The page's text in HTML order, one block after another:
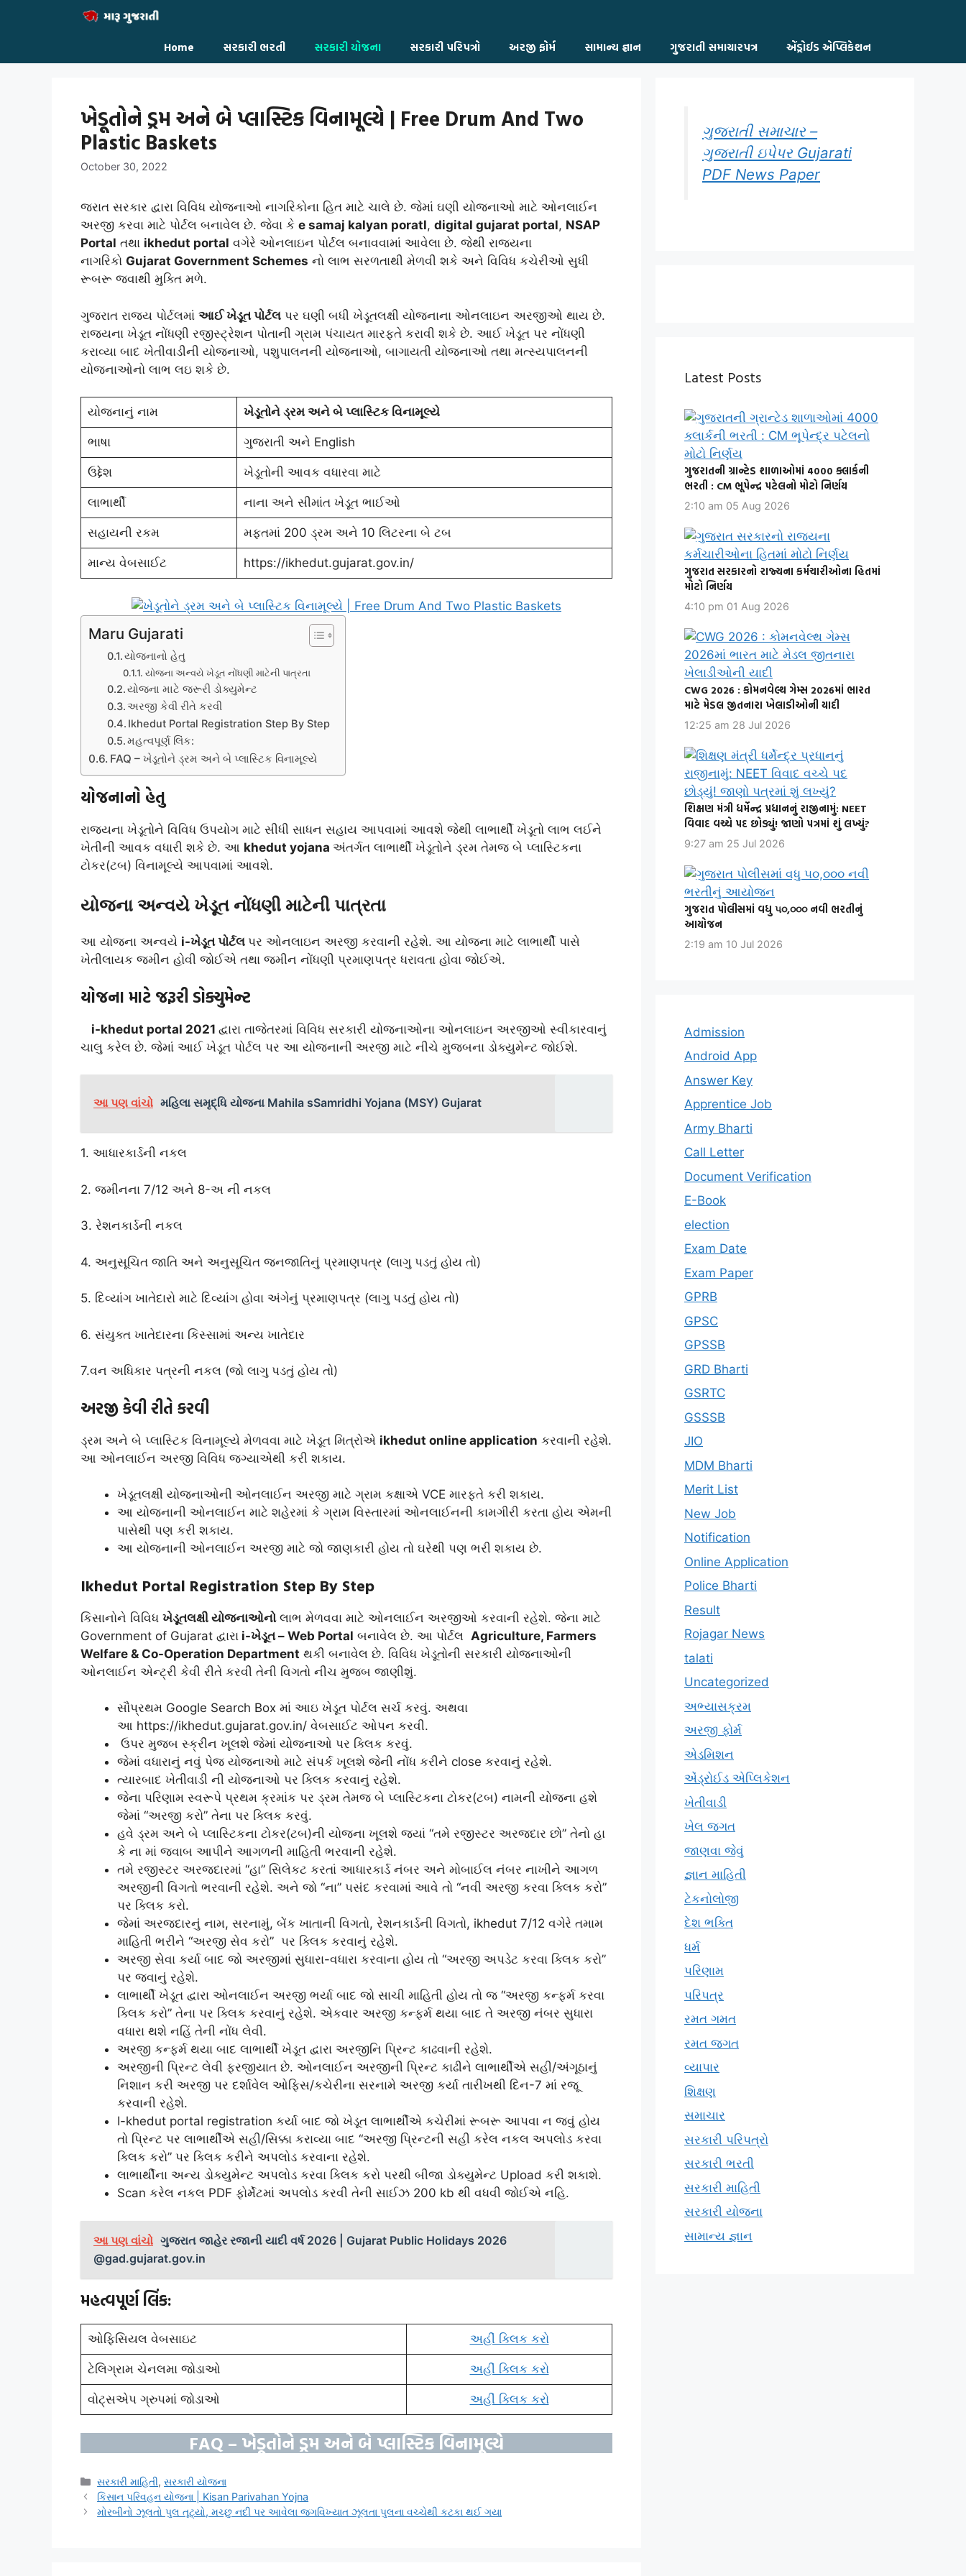
Home સરકારી ભરતી સરકારી યોજના સરકારી પરિપત્રો અરજી ફોર્મ સામાન્ય જ્ઞાન ગુજરાતી સમાચારપત્ર એંડ્રોઈડ એપ્લિકેશન
ખેડૂતોને ડ્રમ અને બે પ્લાસ્ટિક વિનામૂલ્યે | Free Drum And Two
Plastic Baskets
October 30, 2022
જરાત સરકાર દ્વારા વિવિધ યોજનાઓ નાગરિકોના હિત માટે ચાલે છે. જેમાં ઘણી યોજનાઓ માટે ઓનલાઈન
અરજી કરવા માટે પોર્ટલ બનાવેલ છે. જેવા કે e samaj kalyan poratl, digital gujarat portal, NSAP
Portal તથા ikhedut portal વગેરે ઓનલાઇન પોર્ટલ બનાવવામાં આવેલા છે. જેથી રાજ્યના
નાગરિકો Gujarat Government Schemes નો લાભ સરળતાથી મેળવી શકે અને વિવિધ કચેરીઓ સુધી
રૂબરૂ જવાથી મુક્તિ મળે.
ગુજરાત રાજ્ય પોર્ટલમાં આઈ ખેડૂત પોર્ટલ પર ઘણી બધી ખેડૂતલક્ષી યોજનાના ઓનલાઇન અરજીઓ થાય છે.
રાજ્યના ખેડૂત નોંધણી રજીસ્ટ્રેશન પોતાની ગ્રામ પંચાયત મારફતે કરાવી શકે છે. આઈ ખેડૂત પર નોંધણી
કરાવ્યા બાદ ખેતીવાડીની યોજનાઓ, પશુપાલનની યોજનાઓ, બાગાયતી યોજનાઓ તથા મત્સ્યપાલનની
યોજનાઓનો લાભ લઇ શકે છે.
યોજનાનું નામ ખેડૂતોને ડ્રમ અને બે પ્લાસ્ટિક વિનામૂલ્યે
ભાષા ગુજરાતી અને English
ઉદ્દેશ ખેડૂતોની આવક વધારવા માટે
લાભાર્થી નાના અને સીમાંત ખેડૂત ભાઈઓ
સહાયની રકમ મફતમાં 200 ડ્રમ અને 10 લિટરના બે ટબ
માન્ય વેબસાઈટ https://ikhedut.gujarat.gov.in/
Maru Gujarati
યોજનાનો હેતુ
યોજના અન્વયે ખેડૂત નોંધણી માટેની પાત્રતા
યોજના માટે જરૂરી ડોક્યુમેન્ટ
અરજી કેવી રીતે કરવી
Ikhedut Portal Registration Step By Step
મહત્વપૂર્ણ લિંક:
FAQ – ખેડૂતોને ડ્રમ અને બે પ્લાસ્ટિક વિનામૂલ્યે
યોજનાનો હેતુ
રાજ્યના ખેડૂતોને વિવિધ ઉપયોગ માટે સીધી સાધન સહાય આપવામાં આવશે જેથી લાભાર્થી ખેડૂતો લાભ લઈને
ખેતીની આવક વધારી શકે છે. આ khedut yojana અંતર્ગત લાભાર્થી ખેડૂતોને ડ્રમ તેમજ બે પ્લાસ્ટિકના
ટોકર(ટબ) વિનામૂલ્યે આપવામાં આવશે.
યોજના અન્વયે ખેડૂત નોંધણી માટેની પાત્રતા
આ યોજના અન્વયે i-ખેડૂત પોર્ટલ પર ઓનલાઇન અરજી કરવાની રહેશે. આ યોજના માટે લાભાર્થી પાસે
ખેતીલાયક જમીન હોવી જોઈએ તથા જમીન નોંધણી પ્રમાણપત્ર ધરાવતા હોવા જોઈએ.
યોજના માટે જરૂરી ડોક્યુમેન્ટ
i-khedut portal 2021 દ્વારા તાજેતરમાં વિવિધ સરકારી યોજનાઓના ઓનલાઇન અરજીઓ સ્વીકારવાનું
ચાલુ કરેલ છે. જેમાં આઈ ખેડૂત પોર્ટલ પર આ યોજનાની અરજી માટે નીચે મુજબના ડોક્યુમેન્ટ જોઈશે.
આ પણ વાંચો મહિલા સમૃદ્ધિ યોજના Mahila sSamridhi Yojana (MSY) Gujarat
1. આધારકાર્ડની નકલ
2. જમીનના 7/12 અને 8-અ ની નકલ
3. રેશનકાર્ડની નકલ
4. અનુસૂચિત જાતિ અને અનુસૂચિત જનજાતિનું પ્રમાણપત્ર (લાગુ પડતું હોય તો)
5. દિવ્યાંગ ખાતેદારો માટે દિવ્યાંગ હોવા અંગેનું પ્રમાણપત્ર (લાગુ પડતું હોય તો)
6. સંયુક્ત ખાતેદારના કિસ્સામાં અન્ય ખાતેદાર
7.વન અધિકાર પત્રની નકલ (જો લાગુ પડતું હોય તો)
અરજી કેવી રીતે કરવી
ડ્રમ અને બે પ્લાસ્ટિક વિનામૂલ્યે મેળવવા માટે ખેડૂત મિત્રોએ ikhedut online application કરવાની રહેશે.
આ ઓનલાઈન અરજી વિવિધ જગ્યાએથી કરી શકાય.
ખેડૂતલક્ષી યોજનાઓની ઓનલાઈન અરજી માટે ગ્રામ કક્ષાએ VCE મારફતે કરી શકાય.
આ યોજનાની ઓનલાઈન માટે શહેરમાં કે ગ્રામ વિસ્તારમાં ઓનલાઈનની કામગીરી કરતા હોય એમની
પાસેથી પણ કરી શકાય.
આ યોજનાની ઓનલાઈન અરજી માટે જો જાણકારી હોય તો ઘરેથી પણ ભરી શકાય છે.
Ikhedut Portal Registration Step By Step
કિસાનોને વિવિધ ખેડૂતલક્ષી યોજનાઓનોલાભ મેળવવા માટે ઓનલાઈન અરજીઓ કરવાની રહેશે. જેના માટે
Government of Gujarat દ્વારા i-ખેડૂત – Web Portal બનાવેલ છે. આ પોર્ટલ Agriculture, Farmers
Welfare & Co-Operation Department થકી બનાવેલ છે. વિવિધ ખેડૂતોની સરકારી યોજનાઓની
ઓનલાઈન એન્‍ટ્રી કેવી રીતે કરવી તેની વિગતો નીચ મુજબ જાણીશું.
સૌપ્રથમ Google Search Box માં આઇ ખેડૂત પોર્ટલ સર્ચ કરવું. અથવા
આ https://ikhedut.gujarat.gov.in/ વેબસાઈટ ઓપન કરવી.
ઉપર મુજબ સ્ક્રીન ખૂલશે જેમાં યોજનાઓ પર ક્લિક કરવું.
જેમાં વધારાનું નવું પેજ યોજનાઓ માટે સંપર્ક ખૂલશે જેની નોંધ કરીને close કરવાનું રહેશે.
ત્યારબાદ ખેતીવાડી ની યોજનાઓ પર ક્લિક કરવાનું રહેશે.
જેના પરિણામ સ્વરૂપે પ્રથમ ક્રમાંક પર ડ્રમ તેમજ બે પ્લાસ્ટિકના ટોકર(ટબ) નામની યોજના હશે
જેમાં “અરજી કરો” તેના પર ક્લિક કરવું.
હવે ડ્રમ અને બે પ્લાસ્ટિકના ટોકર(ટબ)ની યોજના ખૂલશે જ્યાં “તમે રજીસ્ટર અરજદાર છો” તેનો હા
કે ના માં જવાબ આપીને આગળની માહિતી ભરવાની રહેશે.
તમે રજીસ્ટર અરજદારમાં “હા” સિલેકટ કરતાં આધારકાર્ડ નંબર અને મોબાઈલ નંબર નાખીને આગળ
અરજીની વિગતો ભરવાની રહેશે. અને જો “ના” પસંદ કરવામાં આવે તો “નવી અરજી કરવા ક્લિક કરો”
પર ક્લિક કરો.
જેમાં અરજદારનું નામ, સરનામું, બેંક ખાતાની વિગતો, રેશનકાર્ડની વિગતો, ikhedut 7/12 વગેરે તમામ
માહિતી ભરીને “અરજી સેવ કરો” પર ક્લિક કરવાનું રહેશે.
અરજી સેવા કર્યા બાદ જો અરજીમાં સુધારા-વધારા કરવાના હોય તો “અરજી અપડેટ કરવા ક્લિક કરો”
પર જવાનું રહેશે.
લાભાર્થી ખેડૂત દ્વારા ઓનલાઈન અરજી ભર્યા બાદ જો સાચી માહિતી હોય તો જ “અરજી કન્‍ફર્મ કરવા
ક્લિક કરો” તેના પર ક્લિક કરવાનું રહેશે. એકવાર અરજી કન્ફર્મ થયા બાદ તે અરજી નંબર સુધારા
વધારા થશે નહિં તેની નોંધ લેવી.
અરજી કન્‍ફર્મ થયા બાદ લાભાર્થી ખેડૂત દ્વારા અરજીનિ પ્રિન્‍ટ કાઢવાની રહેશે.
અરજીની પ્રિન્‍ટ લેવી ફરજીયાત છે. ઓનલાઈન અરજીની પ્રિન્‍ટ કાઢીને લાભાર્થીએ સહી/અંગૂઠાનું
નિશાન કરી અરજી પર દર્શાવેલ ઓફિસ/કચેરીના સરનામે અરજી કર્યા તારીખથી દિન-7 માં રજૂ
કરવાની રહેશે.
I-khedut portal registration કર્યા બાદ જો ખેડૂત લાભાર્થીએ કચેરીમાં રૂબરૂ આપવા ન જવું હોય
તો પ્રિન્‍ટ પર લાભાર્થીએ સહી/સિક્કા કરાવ્યા બાદ “અરજી પ્રિન્‍ટની સહી કરેલ નકલ અપલોડ કરવા
ક્લિક કરો” પર ક્લિક કરીને અપલોડ કરવાના રહેશે.
લાભાર્થીના અન્ય ડોક્યુમેન્‍ટ અપલોડ કરવા ક્લિક કરો પરથી બીજા ડોક્યુમેન્‍ટ Upload કરી શકાશે.
Scan કરેલ નકલ PDF ફોર્મેટમાં અપલોડ કરવી તેની સાઈઝ 200 kb થી વધવી જોઈએ નહિ.
આ પણ વાંચો ગુજરાત જાહેર રજાની યાદી વર્ષ 2026 | Gujarat Public Holidays 2026
@gad.gujarat.gov.in
મહત્વપૂર્ણ લિંક:
ઓફિસિયલ વેબસાઇટ અહીં ક્લિક કરો
ટેલિગ્રામ ચેનલમા જોડાઓ અહીં ક્લિક કરો
વોટ્સએપ ગ્રુપમાં જોડાઓ અહીં ક્લિક કરો
FAQ – ખેડૂતોને ડ્રમ અને બે પ્લાસ્ટિક વિનામૂલ્યે
Categories
સરકારી માહિતી,સરકારી યોજના
કિસાન પરિવહન યોજના | Kisan Parivahan Yojna
મોરબીનો ઝૂલતો પુલ તૂટ્યો, મચ્છુ નદી પર આવેલા જગવિખ્યાત ઝૂલતા પુલના વચ્ચેથી કટકા થઈ ગયા
ગુજરાતી સમાચાર –
ગુજરાતી ઇપેપર Gujarati
PDF News Paper
Latest Posts
ગુજરાતની ગ્રાન્ટેડ શાળાઓમાં 4000 ક્લાર્કની
ભરતી : CM ભૂપેન્દ્ર પટેલનો મોટો નિર્ણય
2:10 am 05 Aug 2026
ગુજરાત સરકારનો રાજ્યના કર્મચારીઓના હિતમાં
મોટો નિર્ણય
4:10 pm 01 Aug 2026
CWG 2026 : કોમનવેલ્થ ગેમ્સ 2026માં ભારત
માટે મેડલ જીતનારા ખેલાડીઓની યાદી
12:25 am 28 Jul 2026
શિક્ષણ મંત્રી ધર્મેન્દ્ર પ્રધાનનું રાજીનામું: NEET
વિવાદ વચ્ચે પદ છોડ્યું! જાણો પત્રમાં શું લખ્યું?
9:27 am 25 Jul 2026
ગુજરાત પોલીસમાં વધુ ૫૦,૦૦૦ નવી ભરતીનું
આયોજન
2:19 am 10 Jul 2026
Admission
Android App
Answer Key
Apprentice Job
Army Bharti
Call Letter
Document Verification
E-Book
election
Exam Date
Exam Paper
GPRB
GPSC
GPSSB
GRD Bharti
GSRTC
GSSSB
JIO
MDM Bharti
Merit List
New Job
Notification
Online Application
Police Bharti
Result
Rojagar News
talati
Uncategorized
અભ્યાસક્રમ
અરજી ફોર્મ
એડમિશન
એંડ્રોઈડ એપ્લિકેશન
ખેતીવાડી
ખેલ જગત
જાણવા જેવું
જ્ઞાન માહિતી
ટેકનોલોજી
દેશ ભક્તિ
ધર્મ
પરિણામ
પરિપત્ર
રમત ગમત
રમત જગત
વ્યાપાર
શિક્ષણ
સમાચાર
સરકારી પરિપત્રો
સરકારી ભરતી
સરકારી માહિતી
સરકારી યોજના
સામાન્ય જ્ઞાન